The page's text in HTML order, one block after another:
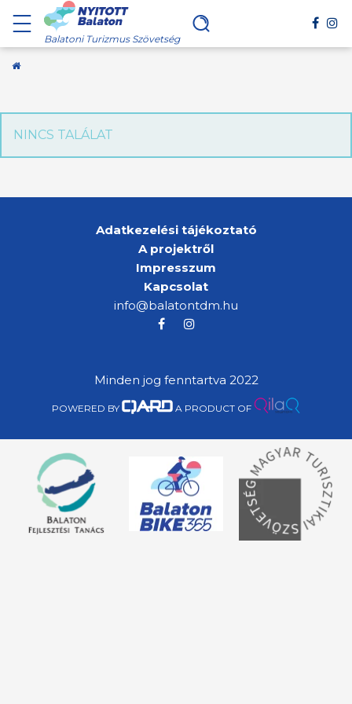
Balatoni Turizmus Szövetség
Kezdőoldal
NINCS TALÁLAT
Adatkezelési tájékoztató
A projektről
Impresszum
Kapcsolat
info@balatontdm.hu
Minden jog fenntartva 2022
POWERED BY A PRODUCT OF